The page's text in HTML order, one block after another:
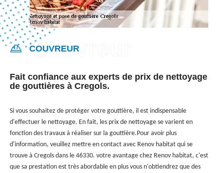
COUVREUR
Fait confiance aux experts de prix de nettoyage
de gouttières à Cregols.
Si vous souhaitez de protéger votre gouttière, il est indispensable
d'effectuer le nettoyage. En fait, les prix de nettoyage se varient en
fonction des travaux à réaliser sur la gouttière.Pour avoir plus
d'information, veuillez mettre en contact avec Renov habitat qui se
trouve à Cregols dans le 46330. votre avantage chez Renov habitat, c'est
que sa prestation est très abordable en plus vous n'obtiendrez que des